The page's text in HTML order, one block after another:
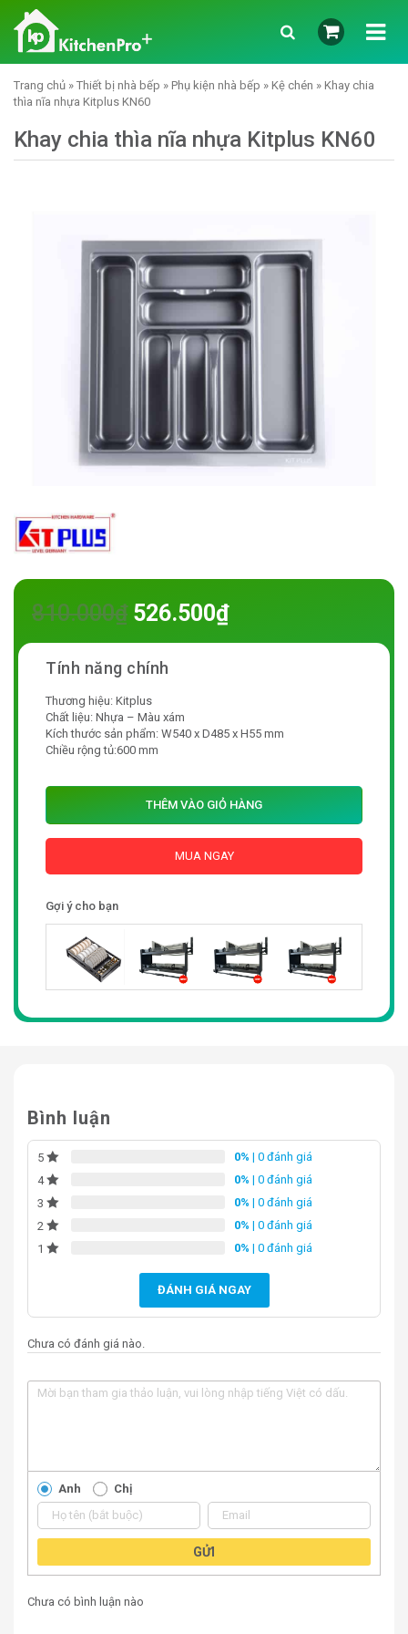
Trang chủ » Thiết bị nhà bếp » Phụ kiện nhà bếp » Kệ chén » Khay chia
thìa nĩa nhựa Kitplus KN60
Khay chia thìa nĩa nhựa Kitplus KN60
810.000₫ 526.500₫
Thương hiệu: Kitplus
Chất liệu: Nhựa – Màu xám
Kích thước sản phẩm: W540 x D485 x H55 mm
Chiều rộng tủ:600 mm
THÊM VÀO GIỎ HÀNG
MUA NGAY
Gợi ý cho bạn
Bình luận
5 0% | 0 đánh giá
4
0% | 0 đánh giá
3
0% | 0 đánh giá
2
0% | 0 đánh giá
1
0% | 0 đánh giá
ĐÁNH GIÁ NGAY
Chưa có đánh giá nào.
Anh Chị
GỬI
Chưa có bình luận nào